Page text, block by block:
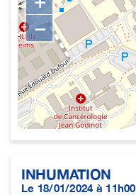
−
INHUMATION
Le 18/01/2024 à 11h00